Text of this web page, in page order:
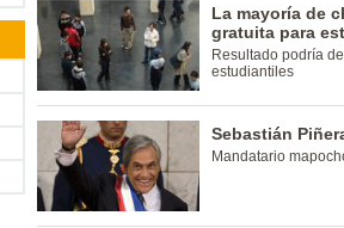
La mayoría de
gratuita para
Resultado podría
estudiantiles
Sebastián
Mandatario